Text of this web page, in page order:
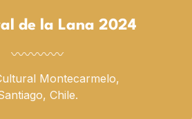
de la Lana 2024
〰〰〰〰
Montecarmelo,
Chile.